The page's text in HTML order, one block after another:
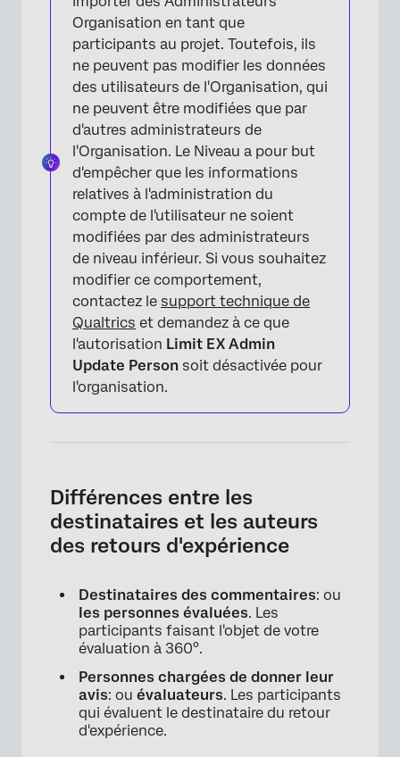
Organisation en tant que
participants au projet. Toutefois, ils
ne peuvent pas modifier les données
des utilisateurs de l'Organisation, qui
ne peuvent être modifiées que par
d'autres administrateurs de
l'Organisation. Le Niveau a pour but
d'empêcher que les informations
relatives à l'administration du
compte de l'utilisateur ne soient
modifiées par des administrateurs
de niveau inférieur. Si vous souhaitez
modifier ce comportement,
contactez le support technique de
Qualtrics et demandez à ce que
l'autorisation Limit EX Admin
Update Person soit désactivée pour
l'organisation.
Différences entre les
destinataires et les auteurs
des retours d'expérience
Destinataires des commentaires: ou
les personnes évaluées. Les
participants faisant l'objet de votre
évaluation à 360°.
Personnes chargées de donner leur
avis: ou évaluateurs. Les participants
qui évaluent le destinataire du retour
d'expérience.